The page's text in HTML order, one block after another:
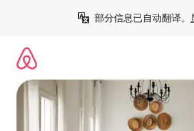
部分信息已自动翻译。